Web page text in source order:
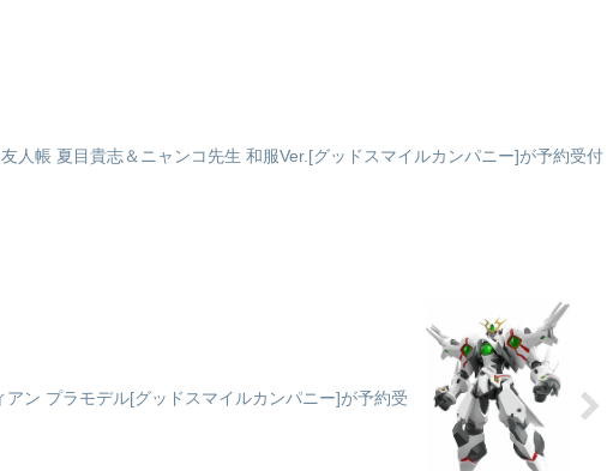
人帳 夏目貴志＆ニャンコ先生 和服Ver.[グッドスマイルカンパニー]が予約受付
ン プラモデル[グッドスマイルカンパニー]が予約受